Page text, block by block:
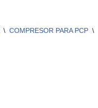
\ COMPRESOR PARA PCP \